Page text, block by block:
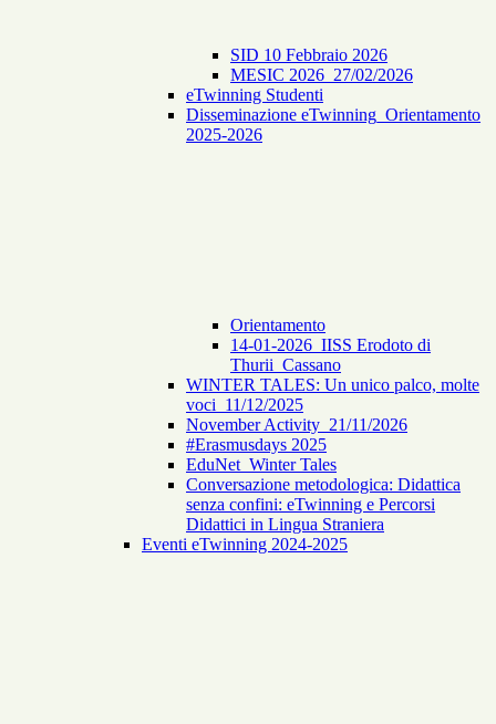
SID 10 Febbraio 2026
MESIC 2026_27/02/2026
eTwinning Studenti
Disseminazione eTwinning_Orientamento
2025-2026
Orientamento
14-01-2026_IISS Erodoto di
Thurii_Cassano
WINTER TALES: Un unico palco, molte
voci_11/12/2025
November Activity_21/11/2026
#Erasmusdays 2025
EduNet_Winter Tales
Conversazione metodologica: Didattica
senza confini: eTwinning e Percorsi
Didattici in Lingua Straniera
Eventi eTwinning 2024-2025